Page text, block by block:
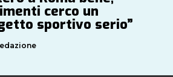
cerco un
sportivo serio”